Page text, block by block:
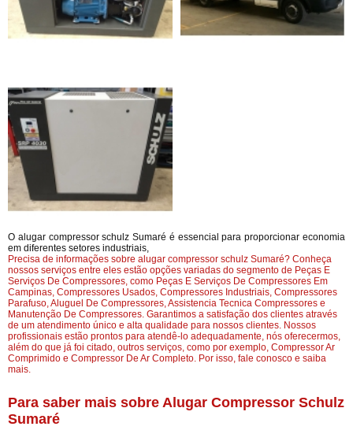
O alugar compressor schulz Sumaré é essencial para proporcionar economia
em diferentes setores industriais,
Precisa de informações sobre alugar compressor schulz Sumaré? Conheça
nossos serviços entre eles estão opções variadas do segmento de Peças E
Serviços De Compressores, como Peças E Serviços De Compressores Em
Campinas, Compressores Usados, Compressores Industriais, Compressores
Parafuso, Aluguel De Compressores, Assistencia Tecnica Compressores e
Manutenção De Compressores. Garantimos a satisfação dos clientes através
de um atendimento único e alta qualidade para nossos clientes. Nossos
profissionais estão prontos para atendê-lo adequadamente, nós oferecermos,
além do que já foi citado, outros serviços, como por exemplo, Compressor Ar
Comprimido e Compressor De Ar Completo. Por isso, fale conosco e saiba
mais.
Para saber mais sobre Alugar Compressor Schulz
Sumaré